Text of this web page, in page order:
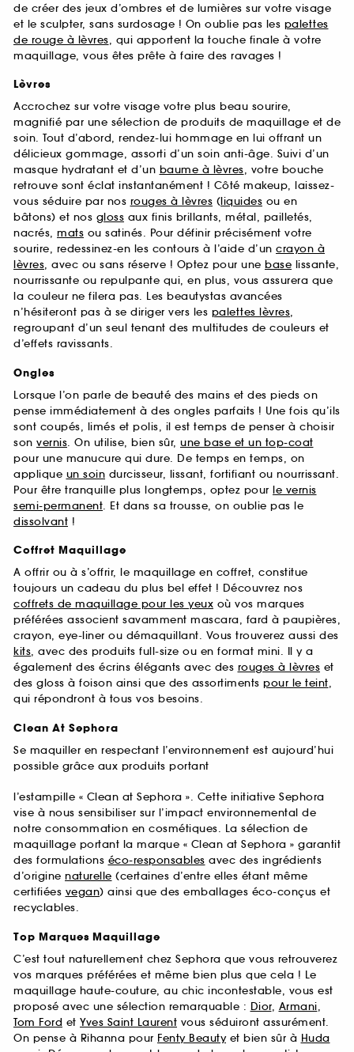
de créer des jeux d’ombres et de lumières sur votre visage
et le sculpter, sans surdosage ! On oublie pas les palettes
de rouge à lèvres, qui apportent la touche finale à votre
maquillage, vous êtes prête à faire des ravages !
Lèvres
Accrochez sur votre visage votre plus beau sourire,
magnifié par une sélection de produits de maquillage et de
soin. Tout d’abord, rendez-lui hommage en lui offrant un
délicieux gommage, assorti d’un soin anti-âge. Suivi d’un
masque hydratant et d’un baume à lèvres, votre bouche
retrouve sont éclat instantanément ! Côté makeup, laissez-
vous séduire par nos rouges à lèvres (liquides ou en
bâtons) et nos gloss aux finis brillants, métal, pailletés,
nacrés, mats ou satinés. Pour définir précisément votre
sourire, redessinez-en les contours à l’aide d’un crayon à
lèvres, avec ou sans réserve ! Optez pour une base lissante,
nourrissante ou repulpante qui, en plus, vous assurera que
la couleur ne filera pas. Les beautystas avancées
n’hésiteront pas à se diriger vers les palettes lèvres,
regroupant d’un seul tenant des multitudes de couleurs et
d’effets ravissants.
Ongles
Lorsque l’on parle de beauté des mains et des pieds on
pense immédiatement à des ongles parfaits ! Une fois qu’ils
sont coupés, limés et polis, il est temps de penser à choisir
son vernis. On utilise, bien sûr, une base et un top-coat
pour une manucure qui dure. De temps en temps, on
applique un soin durcisseur, lissant, fortifiant ou nourrissant.
Pour être tranquille plus longtemps, optez pour le vernis
semi-permanent. Et dans sa trousse, on oublie pas le
dissolvant !
Coffret Maquillage
A offrir ou à s’offrir, le maquillage en coffret, constitue
toujours un cadeau du plus bel effet ! Découvrez nos
coffrets de maquillage pour les yeux où vos marques
préférées associent savamment mascara, fard à paupières,
crayon, eye-liner ou démaquillant. Vous trouverez aussi des
kits, avec des produits full-size ou en format mini. Il y a
également des écrins élégants avec des rouges à lèvres et
des gloss à foison ainsi que des assortiments pour le teint,
qui répondront à tous vos besoins.
Clean At Sephora
Se maquiller en respectant l’environnement est aujourd’hui
possible grâce aux produits portant
l’estampille « Clean at Sephora ». Cette initiative Sephora
vise à nous sensibiliser sur l’impact environnemental de
notre consommation en cosmétiques. La sélection de
maquillage portant la marque « Clean at Sephora » garantit
des formulations éco-responsables avec des ingrédients
d’origine naturelle (certaines d’entre elles étant même
certifiées vegan) ainsi que des emballages éco-conçus et
recyclables.
Top Marques Maquillage
C’est tout naturellement chez Sephora que vous retrouverez
vos marques préférées et même bien plus que cela ! Le
maquillage haute-couture, au chic incontestable, vous est
proposé avec une sélection remarquable : Dior, Armani,
Tom Ford et Yves Saint Laurent vous séduiront assurément.
On pense à Rihanna pour Fenty Beautyet bien sûr à Huda